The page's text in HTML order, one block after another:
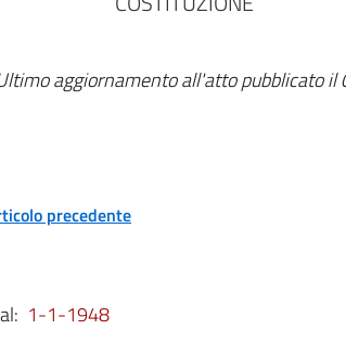
aggiornamento all'atto pubblicato
precedente
1-1-1948